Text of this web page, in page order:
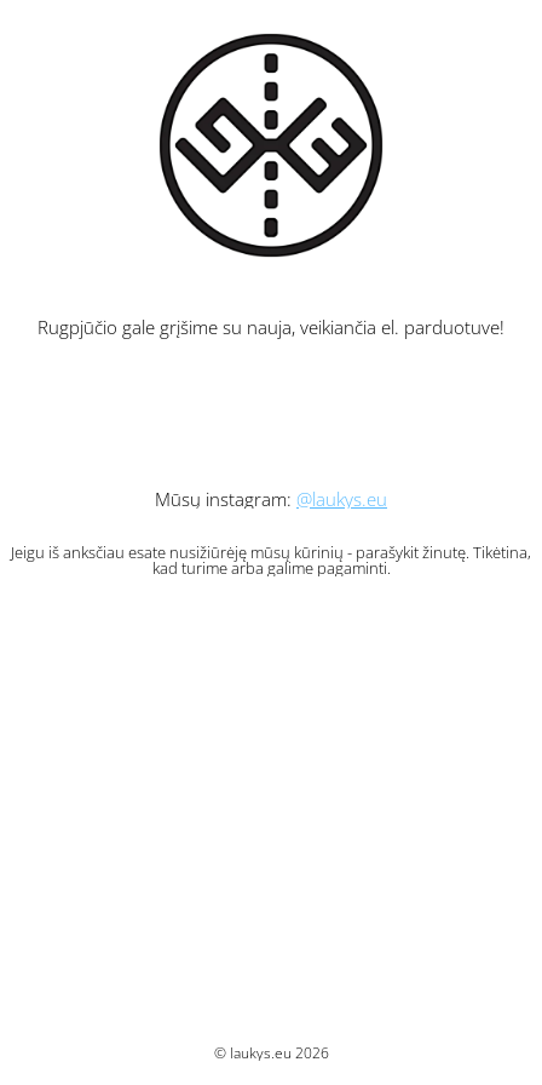
Rugpjūčio gale grįšime su nauja, veikiančia el. parduotuve!
Mūsų instagram: @laukys.eu
Jeigu iš anksčiau esate nusižiūrėję mūsų kūrinių - parašykit žinutę. Tikėtina,
kad turime arba galime pagaminti.
© laukys.eu 2026